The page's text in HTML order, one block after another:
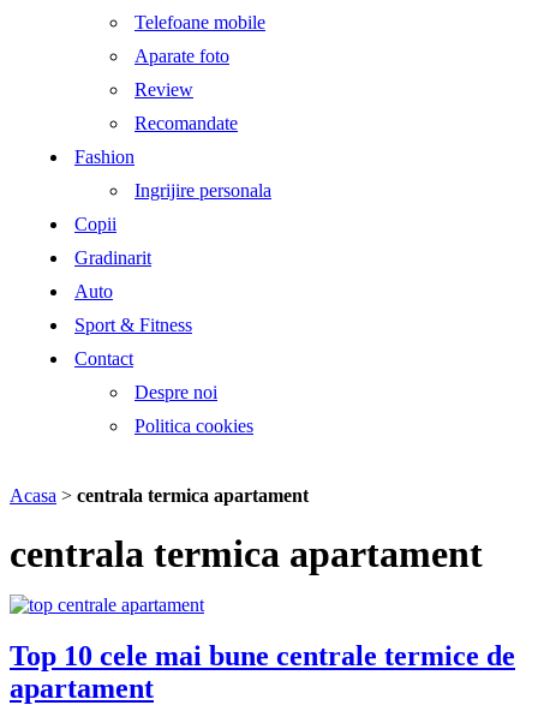
Telefoane mobile
Aparate foto
Review
Recomandate
Fashion
Ingrijire personala
Copii
Gradinarit
Auto
Sport & Fitness
Contact
Despre noi
Politica cookies
Acasa > centrala termica apartament
centrala termica apartament
Top 10 cele mai bune centrale termice de
apartament